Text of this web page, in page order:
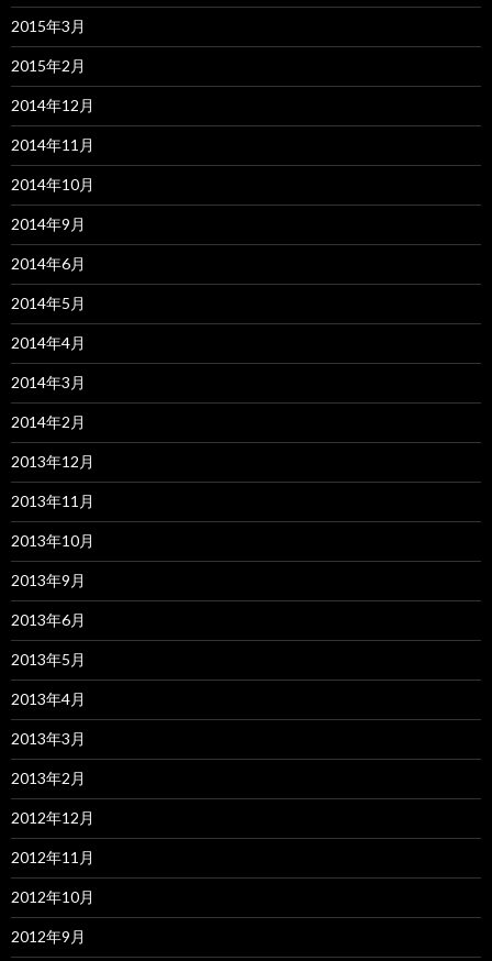
2015年3月
2015年2月
2014年12月
2014年11月
2014年10月
2014年9月
2014年6月
2014年5月
2014年4月
2014年3月
2014年2月
2013年12月
2013年11月
2013年10月
2013年9月
2013年6月
2013年5月
2013年4月
2013年3月
2013年2月
2012年12月
2012年11月
2012年10月
2012年9月